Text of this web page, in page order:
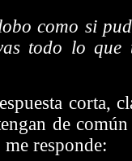
como si
todo lo que
corta,
de
responde: